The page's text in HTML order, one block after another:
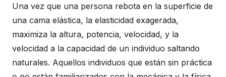
Una vez que una persona rebota en la superficie de
una cama elástica, la elasticidad exagerada,
maximiza la altura, potencia, velocidad, y la
velocidad a la capacidad de un individuo saltando
naturales. Aquellos individuos que están sin práctica